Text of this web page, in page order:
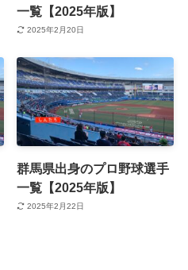
一覧【2025年版】
2025年2月20日
群馬県出身のプロ野球選手
一覧【2025年版】
2025年2月22日